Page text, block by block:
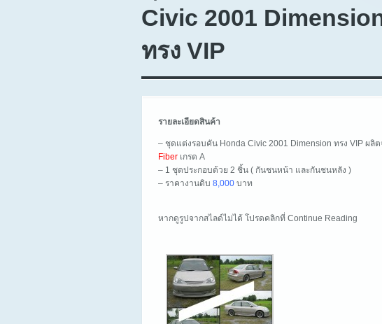
Civic 2001
ทรง VIP
รายละเอียดสินค้า
– ชุดแต่งรอบคัน Honda Civic 2001 Dimension ทรง VIP ผลิ
Fiber เกรด A
– 1 ชุดประกอบด้วย 2 ชิ้น ( กันชนหน้า และกันชนหลัง )
– ราคางานดิบ 8,000 บาท
หากดูรูปจากสไลด์ไม่ได้ โปรดคลิกที่ Continue Reading